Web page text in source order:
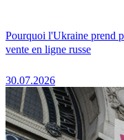
Pourquoi l'Ukraine prend
vente en ligne russe
30.07.2026